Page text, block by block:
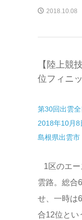
2018.10.08
【陸上競
位フィニ
第30回出雲
2018年10月8
島根県出雲市
1区のエー
雲路。総合
せ、一時は
合12位とい